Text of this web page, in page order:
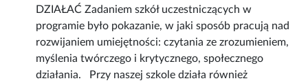
DZIAŁAĆ Zadaniem szkół uczestniczących w
programie było pokazanie, w jaki sposób pracują nad
rozwijaniem umiejętności: czytania ze zrozumieniem,
myślenia twórczego i krytycznego, społecznego
działania. Przy naszej szkole działa również